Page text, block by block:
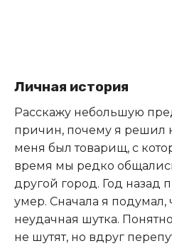
Личная история
Расскажу небольшую
причин, почему я решил
меня был товарищ, с
время мы редко
другой город. Год назад
умер. Сначала я подумал,
неудачная шутка.
не шутят, но вдруг